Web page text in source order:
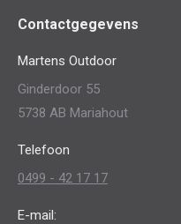
Contactgegevens
Martens Outdoor
Ginderdoor 55
5738 AB Mariahout
Telefoon
0499 - 42 17 17
E-mail: